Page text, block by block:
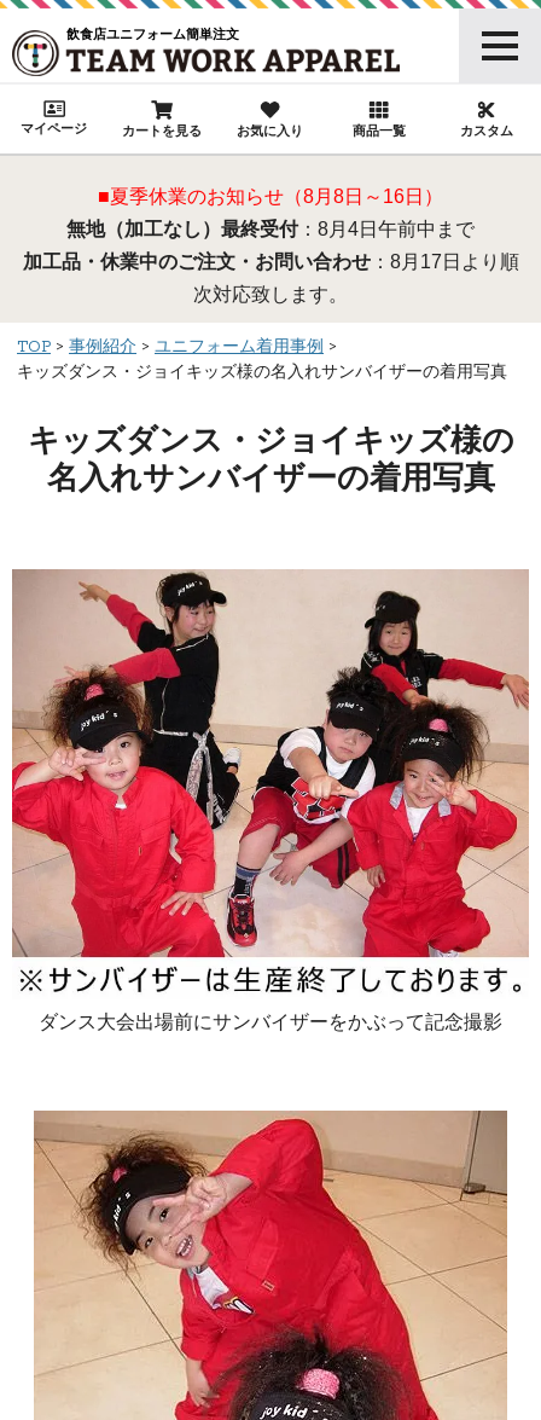
飲食店ユニフォーム簡単注文
マイページ カートを見る お気に入り 商品一覧 カスタム
■夏季休業のお知らせ（8月8日～16日）
無地（加工なし）最終受付：8月4日午前中まで
加工品・休業中のご注文・お問い合わせ：8月17日より順
次対応致します。
TOP 事例紹介
ユニフォーム着用事例
キッズダンス・ジョイキッズ様の名入れサンバイザーの着用写真
キッズダンス・ジョイキッズ様の
名入れサンバイザーの着用写真
ダンス大会出場前にサンバイザーをかぶって記念撮影